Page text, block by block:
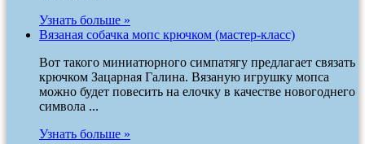
Узнать больше »
Вязаная собачка мопс крючком (мастер-класс)
Вот такого миниатюрного симпатягу предлагает связать
крючком Зацарная Галина. Вязаную игрушку мопса
можно будет повесить на елочку в качестве новогоднего
символа ...
Узнать больше »